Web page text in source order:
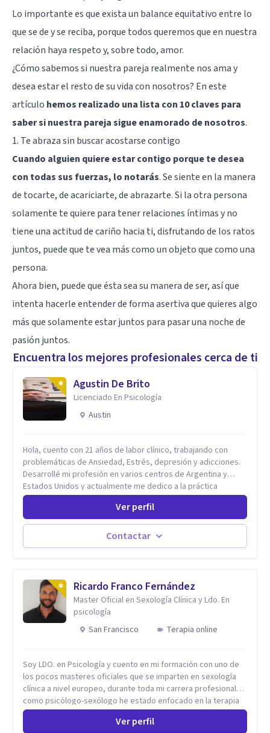
Lo importante es que exista un balance equitativo entre lo
que se de y se reciba, porque todos queremos que en nuestra
relación haya respeto y, sobre todo, amor.
¿Cómo sabemos si nuestra pareja realmente nos ama y
desea estar el resto de su vida con nosotros? En este
artículo hemos realizado una lista con 10 claves para
saber si nuestra pareja sigue enamorado de nosotros.
1. Te abraza sin buscar acostarse contigo
Cuando alguien quiere estar contigo porque te desea
con todas sus fuerzas, lo notarás. Se siente en la manera
de tocarte, de acariciarte, de abrazarte. Si la otra persona
solamente te quiere para tener relaciones íntimas y no
tiene una actitud de cariño hacia ti, disfrutando de los ratos
juntos, puede que te vea más como un objeto que como una
persona.
Ahora bien, puede que ésta sea su manera de ser, así que
intenta hacerle entender de forma asertiva que quieres algo
más que solamente estar juntos para pasar una noche de
pasión juntos.
Encuentra los mejores profesionales cerca de ti
Agustin De Brito
Licenciado En Psicología
Austin
Hola, cuento con 21 años de labor clínico, trabajando con
problemáticas de Ansiedad, Estrés, depresión y adicciones.
Desarrollé mi profesión en varios centros de Argentina y
Estados Unidos y actualmente me dedico a la práctica
privada. Utilizo terapias cognitivas conductuales basadas en
evidencia científica con comprobados resultados. Los
objetivos terapéuticos están centrados en brindar
herramientas concretas para el cambio, que permitan
desarrollar nuevas habilidades y estrategias basadas en la
Ver perfil
Contactar
Ricardo Franco Fernández
Master Oficial en Sexología Clínica y Ldo. En
psicología
San Francisco
Terapia online
Soy LDO. en Psicología y cuento en mi formación con uno de
los pocos masteres oficiales que se imparten en sexología
clínica a nivel europeo, durante toda mi carrera profesional
como psicólogo-sexólogo he estado enfocado en la terapia
sexual desde una perspectiva multidisciplinar BIO-PSICO-
SOCIAL ya que aunque las bases de mi trabajo son
Ver perfil